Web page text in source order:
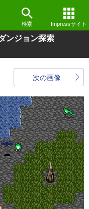
検索 Impressサイト
ンジョン探索
次の画像